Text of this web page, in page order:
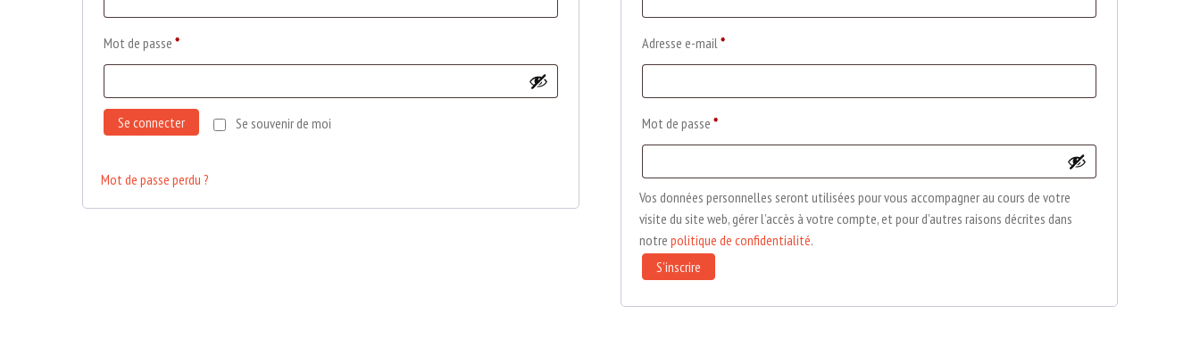
Mot de passe *
Se souvenir de moi
Se connecter
Mot de passe perdu ?
Adresse e-mail*
Mot de passe*
Vos données personnelles seront utilisées pour vous accompagner au cours de votre
visite du site web, gérer l’accès à votre compte, et pour d’autres raisons décrites dans
notrepolitique de confidentialité.
S’inscrire